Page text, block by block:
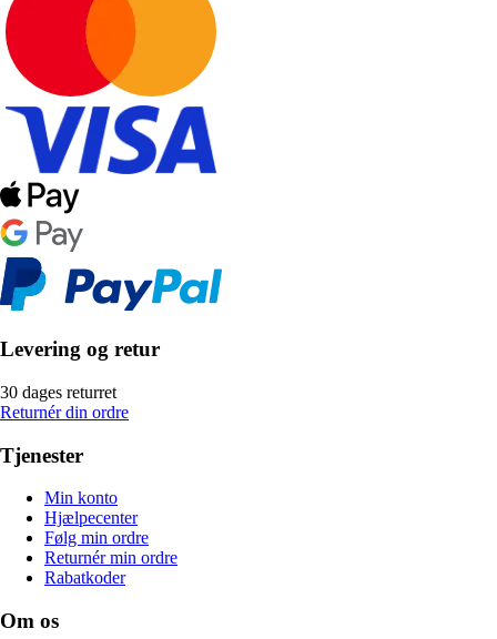
Levering og retur
30 dages returret
Returnér din ordre
Tjenester
Min konto
Hjælpecenter
Følg min ordre
Returnér min ordre
Rabatkoder
Om os